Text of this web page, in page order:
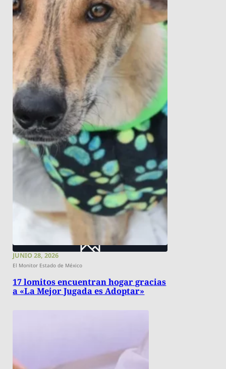
JUNIO 28, 2026
El Monitor Estado de México
17 lomitos encuentran hogar gracias
a «La Mejor Jugada es Adoptar»